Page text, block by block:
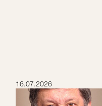
16.07.2026